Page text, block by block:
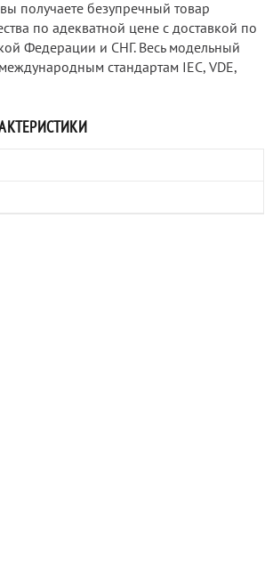
получаете безупречный товар
по адекватной цене с доставкой по
Федерации и СНГ. Весь модельный
международным стандартам IEC, VDE,